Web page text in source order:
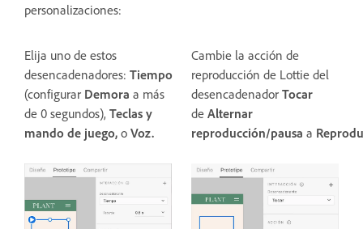
personalizaciones:
Elija uno de estos
desencadenadores: Tiempo
(configurar Demora a más
de 0 segundos), Teclas y
mando de juego, o Voz.
Cambie la acción de
reproducción de Lottie del
desencadenador Tocar
de Alternar
reproducción/pausa a